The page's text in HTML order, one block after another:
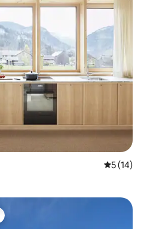
Note
5 (14)